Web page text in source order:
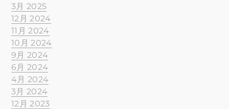
3月 2025
12月 2024
11月 2024
10月 2024
9月 2024
6月 2024
4月 2024
3月 2024
12月 2023